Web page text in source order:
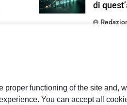
di
proper functioning of the site
You can accept all